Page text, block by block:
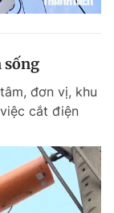
sống
đơn vị, khu
cắt điện